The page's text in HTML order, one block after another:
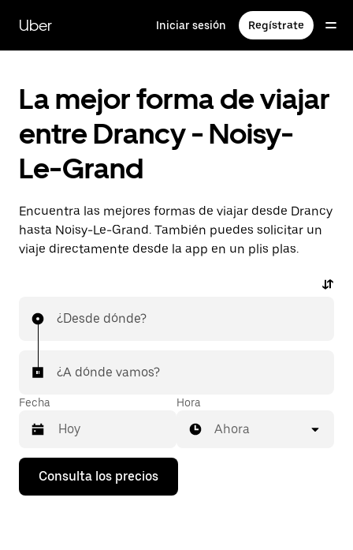
contenido
principal
Uber Iniciar sesión Regístrate
La mejor forma de viajar
entre Drancy - Noisy-
Le-Grand
Encuentra las mejores formas de viajar desde Drancy
hasta Noisy-Le-Grand. También puedes solicitar un
viaje directamente desde la app en un plis plas.
¿Desde dónde?
¿A dónde vamos?
Fecha
Pulsa
flecha
Hora
Ahora
Consulta los precios